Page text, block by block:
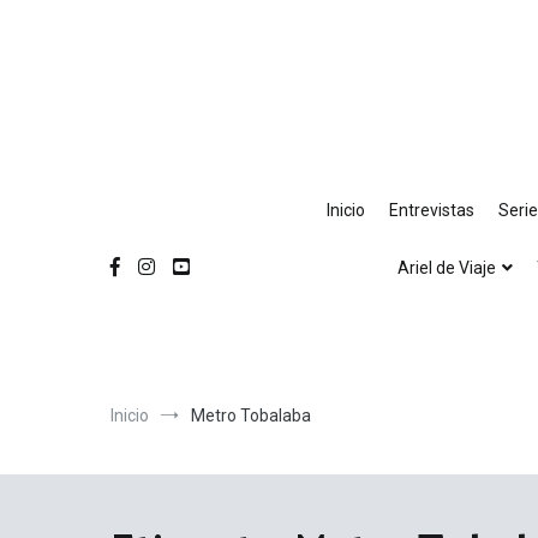
Inicio Entrevistas
Ariel de Viaje
Inicio Metro Tobalaba